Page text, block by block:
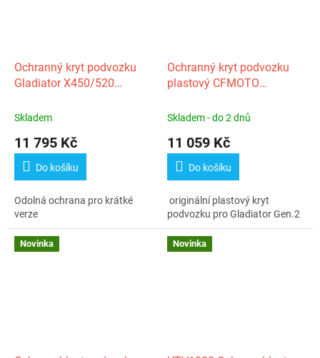
Ochranný kryt podvozku
Gladiator X450/520
Skladem
11 795 Kč
Do košíku
Odolná ochrana pro krátké
verze
Ochranný kryt podvozku
plastový CFMOTO
G2
Skladem - do 2 dnů
11 059 Kč
Do košíku
originální plastový kryt
podvozku pro Gladiator Gen.2
Novinka Novinka